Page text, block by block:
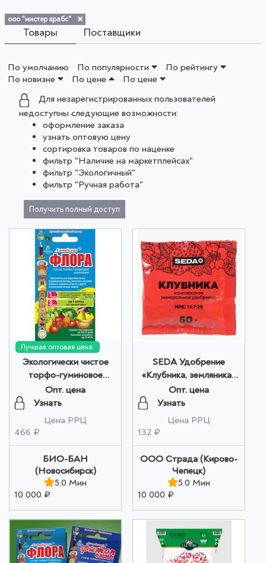
ооо "мистер крабс"
Товары Поставщики
По умолчанию По популярности
По рейтингу
По новизне
По цене
По цене
Для незарегистрированных пользователей
недоступны следующие возможности:
оформление заказа
узнать оптовую цену
сортировка товаров по наценке
фильтр "Наличие на маркетплейсах"
фильтр "Экологичный"
фильтр "Ручная работа"
Получить полный доступ
Лучшая оптовая цена
Экологически чистое
торфо-гуминовое
удобрение "Алтайская
ФЛОРА" 1 шт оптом
Опт. цена
Узнать
Цена РРЦ
466 ₽
БИО-БАН
(Новосибирск)
5.0 Мин
10 000 ₽
SEDA Удобрение
«Клубника, земляника»
50гр оптом
Опт. цена
Узнать
Цена РРЦ
132 ₽
ООО Страда (Кирово-
Чепецк)
5.0 Мин
10 000 ₽